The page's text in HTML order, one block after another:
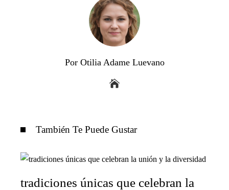
Por Otilia Adame Luevano
También Te Puede Gustar
tradiciones únicas que celebran la